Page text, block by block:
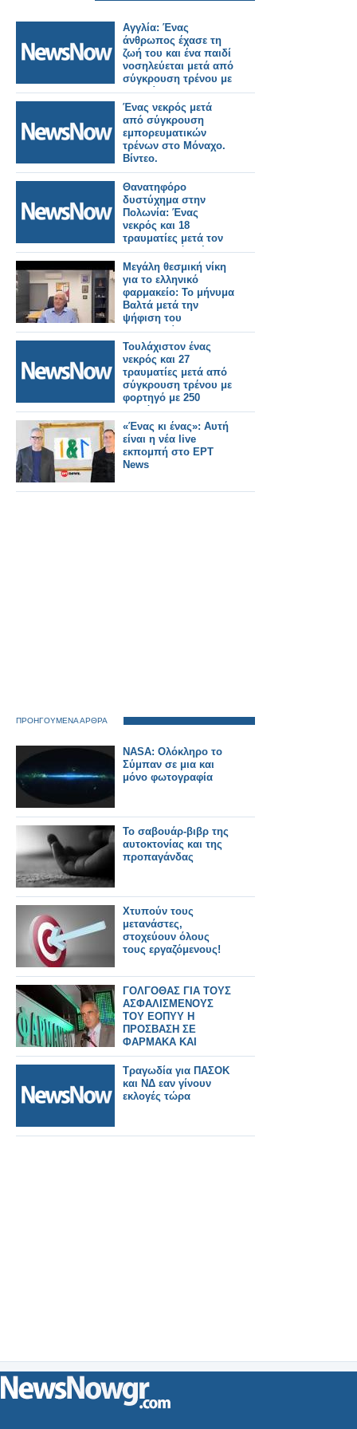
Αγγλία: Ένας
άνθρωπος έχασε τη
ζωή του και ένα παιδί
νοσηλεύεται μετά από
σύγκρουση τρένου με
αυτοκίνητο.
Ένας νεκρός μετά
από σύγκρουση
εμπορευματικών
τρένων στο Μόναχο.
Βίντεο.
Θανατηφόρο
δυστύχημα στην
Πολωνία: Ένας
νεκρός και 18
τραυματίες μετά τον
εκτροχιασμό τρένου.
Μεγάλη θεσμική νίκη
για το ελληνικό
φαρμακείο: Το μήνυμα
Βαλτά μετά την
ψήφιση του
νομοσχεδίου (video)
Τουλάχιστον ένας
νεκρός και 27
τραυματίες μετά από
σύγκρουση τρένου με
φορτηγό με 250
επιβάτες.
«Ένας κι ένας»: Αυτή
είναι η νέα live
εκπομπή στο ΕΡΤ
News
ΠΡΟΗΓΟΥΜΕΝΑ ΑΡΘΡΑ
NASA: Ολόκληρο το
Σύμπαν σε μια και
μόνο φωτογραφία
Το σαβουάρ-βιβρ της
αυτοκτονίας και της
προπαγάνδας
Χτυπούν τους
μετανάστες,
στοχεύουν όλους
τους εργαζόμενους!
ΓΟΛΓΟΘΑΣ ΓΙΑ ΤΟΥΣ
ΑΣΦΑΛΙΣΜΕΝΟΥΣ
ΤΟΥ ΕΟΠΥΥ Η
ΠΡΟΣΒΑΣΗ ΣΕ
ΦΑΡΜΑΚΑ ΚΑΙ
ΥΠΗΡΕΣΙΕΣ ΤΗ Μ.
ΕΒΔΟΜΑΔΑ
Τραγωδία για ΠΑΣΟΚ
και ΝΔ εαν γίνουν
εκλογές τώρα